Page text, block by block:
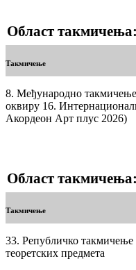
Област такмичења:
Такмичење
8. Међународно
оквиру 16.
Акордеон Арт плус 2026)
Област такмичења:
Такмичење
33. Републичко такмичење
теоретских предмета